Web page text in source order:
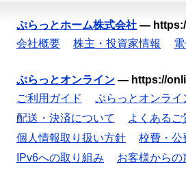
ぷらっとホーム株式会社 —
会社概要
株主・投資家情報
ぷらっとオンライン — https://
ご利用ガイド
ぷらっとオンライ
配送・決済について
よくあるご
個人情報取り扱い方針
校費・公
IPv6への取り組み
お客様からの